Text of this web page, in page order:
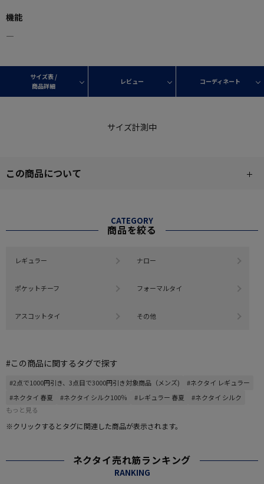
機能
―
サイズ表 /
商品詳細
レビュー コーディネート
サイズ計測中
この商品について
CATEGORY
商品を絞る
レギュラー ナロー
ポケットチーフ フォーマルタイ
アスコットタイ その他
#この商品に関するタグで探す
#2点で1000円引き、3点目で3000円引き対象商品（メンズ)
#ネクタイ レギュラー
#ネクタイ 春夏
#ネクタイ シルク100％ #レギュラー 春夏
#ネクタイ シルク
もっと見る
※クリックするとタグに関連した商品が表示されます。
ネクタイ売れ筋ランキング
RANKING